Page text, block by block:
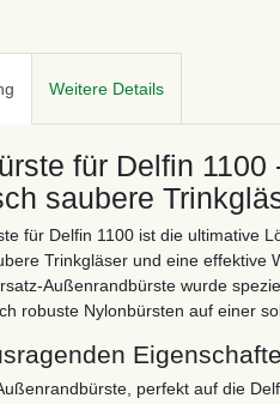
Weitere Details
für Delfin
saubere
für Delfin 1100 ist die ultimative
Trinkgläser und eine effektive
Außenrandbürste wurde
robuste Nylonbürsten auf einer
perfekt auf die